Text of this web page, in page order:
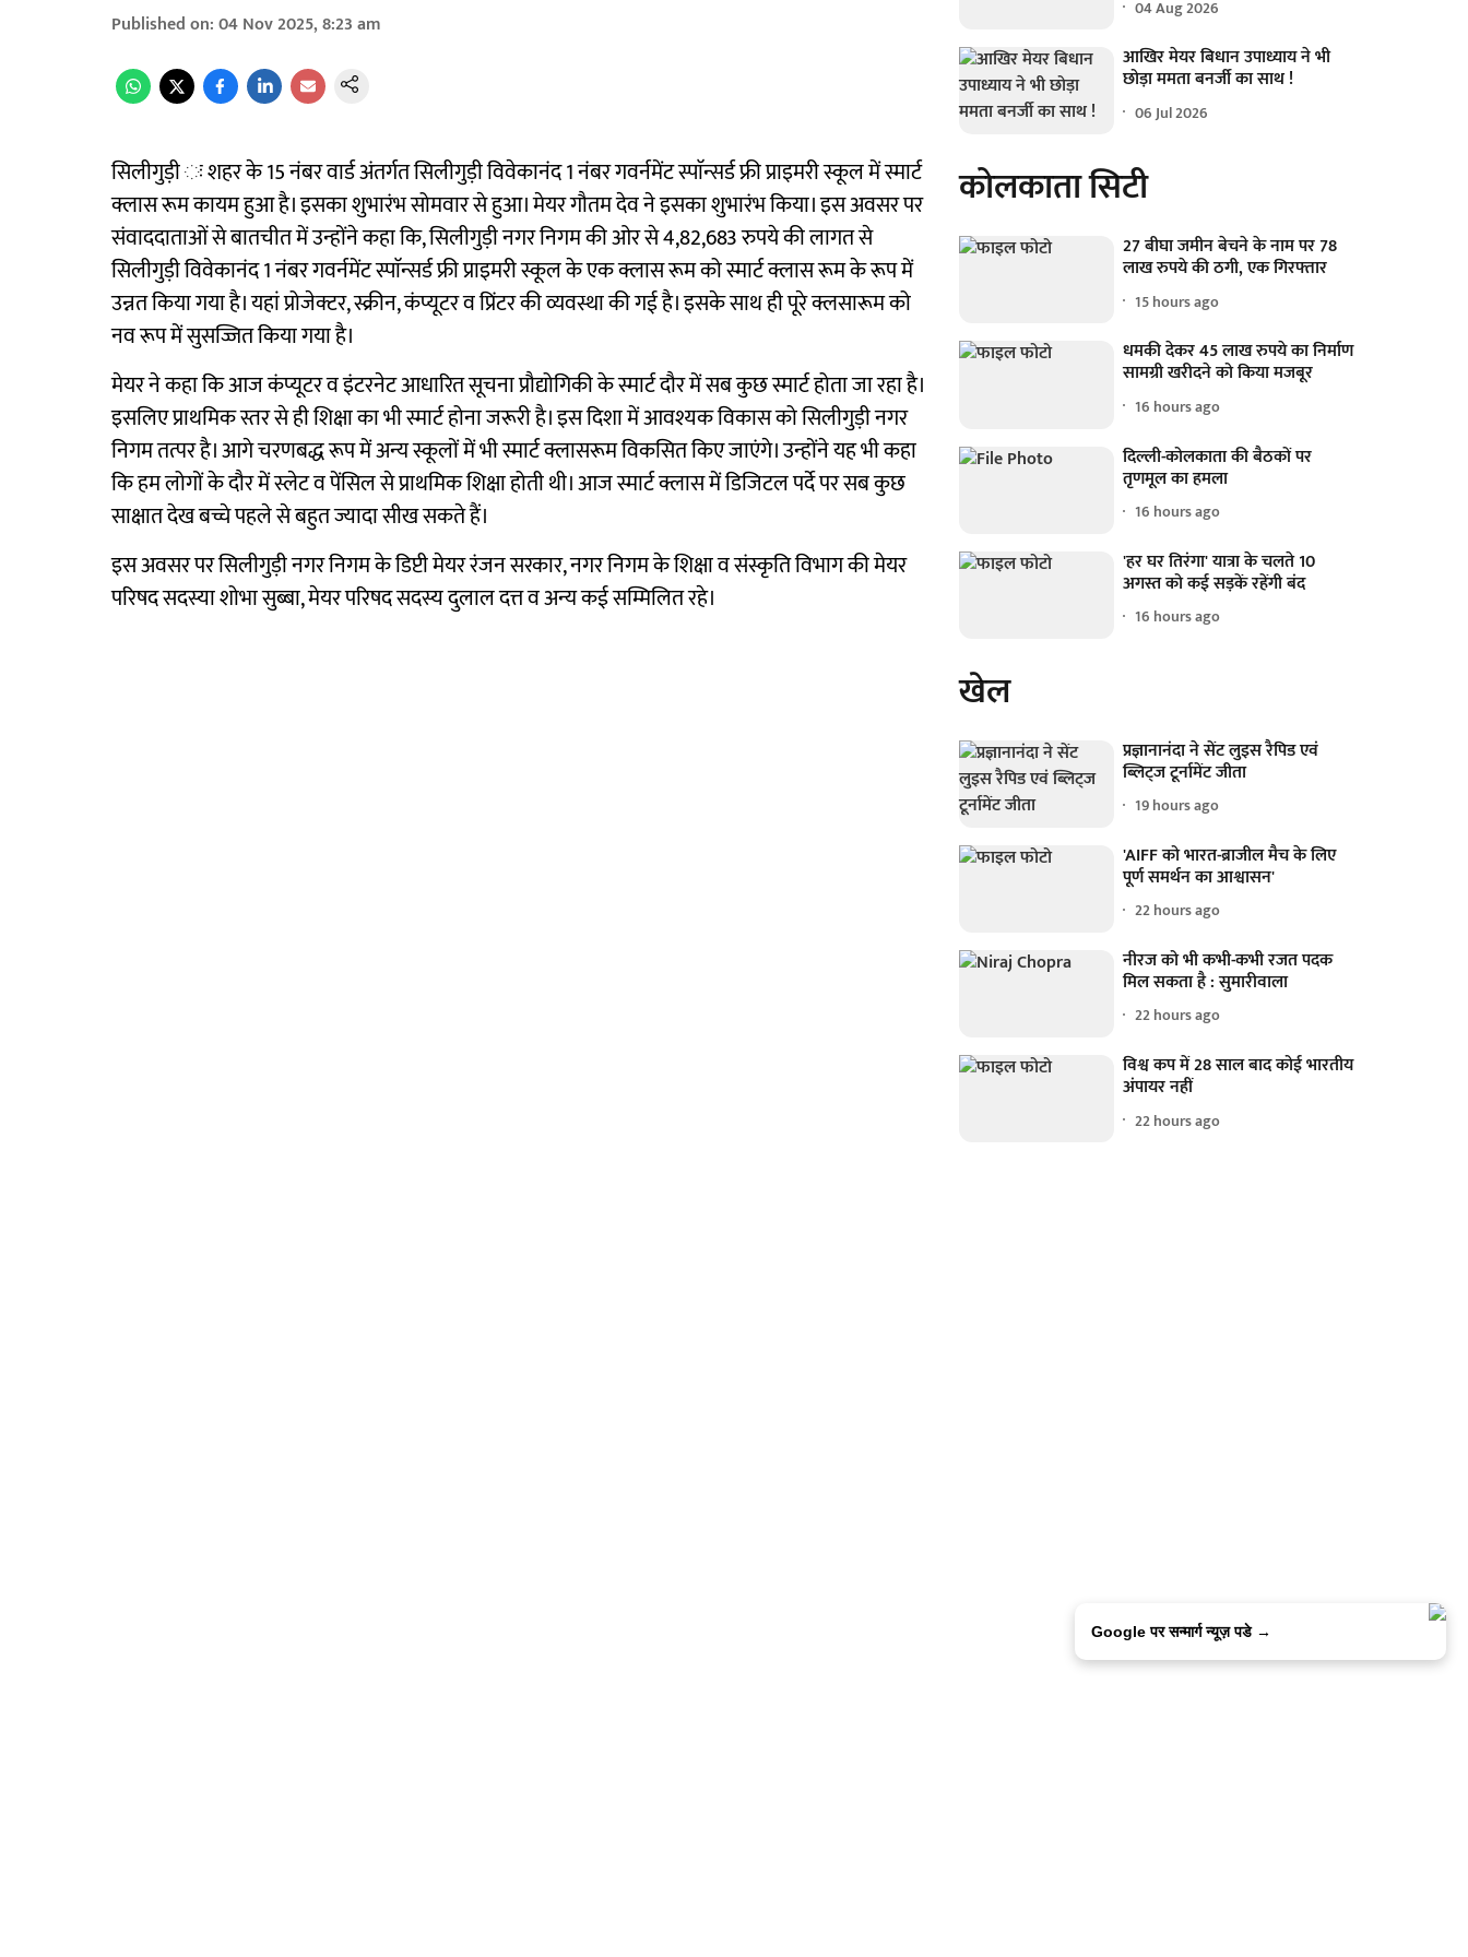
Published on:04 Nov 2025, 8:23 am
सिलीगुड़ी ः शहर के 15 नंबर वार्ड अंतर्गत सिलीगुड़ी विवेकानंद 1 नंबर गवर्नमेंट स्पाॅन्सर्ड फ्री प्राइमरी स्कूल में स्मार्ट
क्लास रूम कायम हुआ है। इसका शुभारंभ सोमवार से हुआ। मेयर गौतम देव ने इसका शुभारंभ किया। इस अवसर पर
संवाददाताओं से बातचीत में उन्होंने कहा कि, सिलीगुड़ी नगर निगम की ओर से 4,82,683 रुपये की लागत से
सिलीगुड़ी विवेकानंद 1 नंबर गवर्नमेंट स्पाॅन्सर्ड फ्री प्राइमरी स्कूल के एक क्लास रूम को स्मार्ट क्लास रूम के रूप में
उन्नत किया गया है। यहां प्रोजेक्टर, स्क्रीन, कंप्यूटर व प्रिंटर की व्यवस्था की गई है। इसके साथ ही पूरे क्लसारूम को
नव रूप में सुसज्जित किया गया है।
मेयर ने कहा कि आज कंप्यूटर व इंटरनेट आधारित सूचना प्रौद्योगिकी के स्मार्ट दौर में सब कुछ स्मार्ट होता जा रहा है।
इसलिए प्राथमिक स्तर से ही शिक्षा का भी स्मार्ट होना जरूरी है। इस दिशा में आवश्यक विकास को सिलीगुड़ी नगर
निगम तत्पर है। आगे चरणबद्ध रूप में अन्य स्कूलों में भी स्मार्ट क्लासरूम विकसित किए जाएंगे। उन्होंने यह भी कहा
कि हम लोगों के दौर में स्लेट व पेंसिल से प्राथमिक शिक्षा होती थी। आज स्मार्ट क्लास में डिजिटल पर्दे पर सब कुछ
साक्षात देख बच्चे पहले से बहुत ज्यादा सीख सकते हैं।
इस अवसर पर सिलीगुड़ी नगर निगम के डिप्टी मेयर रंजन सरकार, नगर निगम के शिक्षा व संस्कृति विभाग की मेयर
परिषद सदस्या शोभा सुब्बा, मेयर परिषद सदस्य दुलाल दत्त व अन्य कई सम्मिलित रहे।
04 Aug 2026
आखिर मेयर बिधान उपाध्याय ने भी
छोड़ा ममता बनर्जी का साथ !
06 Jul 2026
कोलकाता सिटी
27 बीघा जमीन बेचने के नाम पर 78
लाख रुपये की ठगी, एक गिरफ्तार
15 hours ago
धमकी देकर 45 लाख रुपये का निर्माण
सामग्री खरीदने को किया मजबूर
16 hours ago
दिल्ली-कोलकाता की बैठकों पर
तृणमूल का हमला
16 hours ago
'हर घर तिरंगा' यात्रा के चलते 10
अगस्त को कई सड़कें रहेंगी बंद
16 hours ago
खेल
प्रज्ञानानंदा ने सेंट लुइस रैपिड एवं
ब्लिट्ज टूर्नामेंट जीता
19 hours ago
'AIFF को भारत-ब्राजील मैच के लिए
पूर्ण समर्थन का आश्वासन'
22 hours ago
नीरज को भी कभी-कभी रजत पदक
मिल सकता है : सुमारीवाला
22 hours ago
विश्व कप में 28 साल बाद कोई भारतीय
अंपायर नहीं
22 hours ago
Google पर सन्मार्ग न्यूज़ पडे →